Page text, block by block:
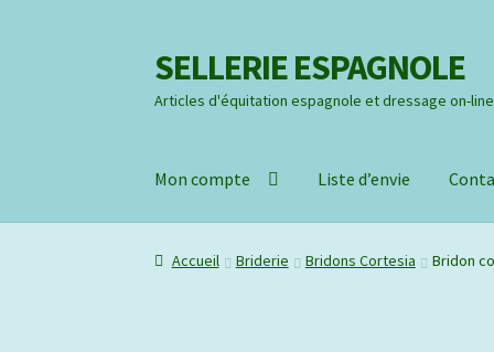
Aller
à
la
Aller
au
contenu
SELLERIE ESPAGNOLE
Articles d'équitation espagnole et dressage on-line
Mon compte Liste d’envie
Accueil Briderie Bridons Cortesia Bridon